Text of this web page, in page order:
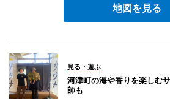
地図を見る
見る・遊ぶ
河津町の海や香りを楽しむ
師も